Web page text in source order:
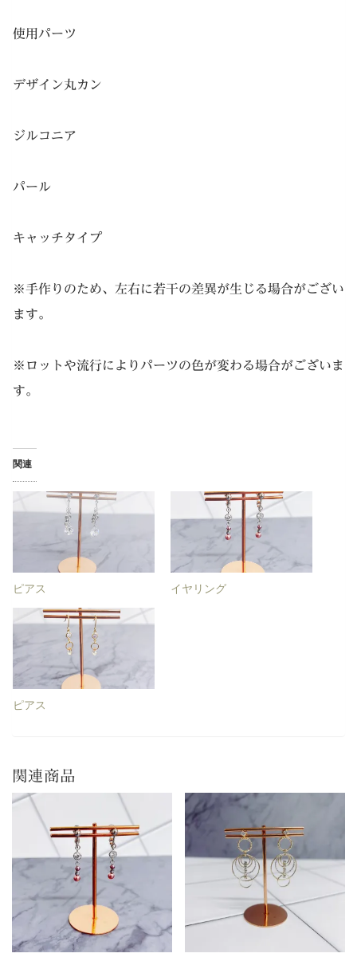
使用パーツ
デザイン丸カン
ジルコニア
パール
キャッチタイプ
※手作りのため、左右に若干の差異が生じる場合がござい
ます。
※ロットや流行によりパーツの色が変わる場合がございま
す。
関連
ピアス イヤリング
ピアス
関連商品